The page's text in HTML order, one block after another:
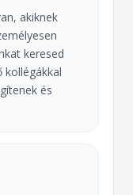
akiknek
keresed
kollégákkal
és